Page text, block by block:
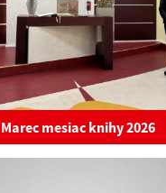
Marec mesiac knihy 2026